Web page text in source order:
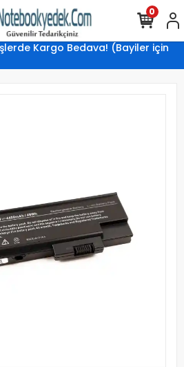
Kargo Bedava! (Bayiler için
0